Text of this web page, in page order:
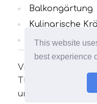
This website
best experience
Viele interessante
Thema
unvergleichlich
Balkongärtung
Kulinarische
Alle Kategorien